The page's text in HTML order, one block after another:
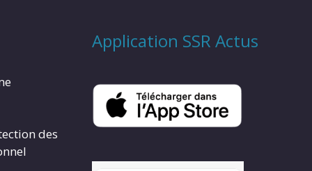
des
Application SSR Actus